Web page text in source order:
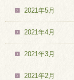
2021年5月
2021年4月
2021年3月
2021年2月